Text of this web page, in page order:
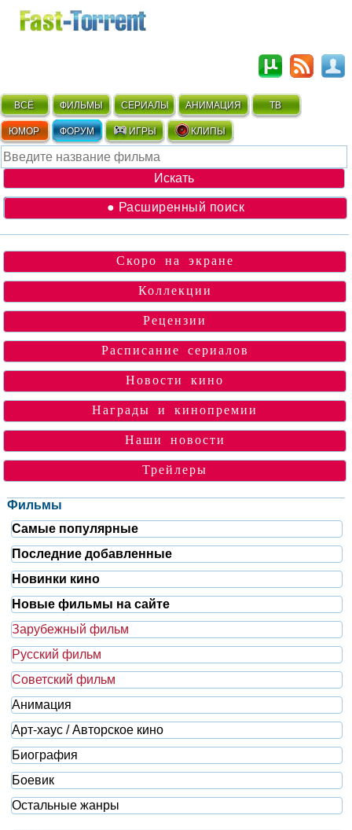
ВСЁ ФИЛЬМЫ СЕРИАЛЫ АНИМАЦИЯ ТВ
ЮМОР ФОРУМ ИГРЫ КЛИПЫ
● Расширенный поиск
Скоро на экране
Коллекции
Рецензии
Расписание сериалов
Новости кино
Награды и кинопремии
Наши новости
Трейлеры
Фильмы
Самые популярные
Последние добавленные
Новинки кино
Новые фильмы на сайте
Зарубежный фильм
Русский фильм
Советский фильм
Анимация
Арт-хаус / Авторское кино
Биография
Боевик
Остальные жанры